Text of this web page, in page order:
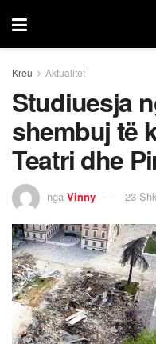
Kreu Aktualitet
Studiuesja
shembuj të
Teatri dhe
nga Vinny 23